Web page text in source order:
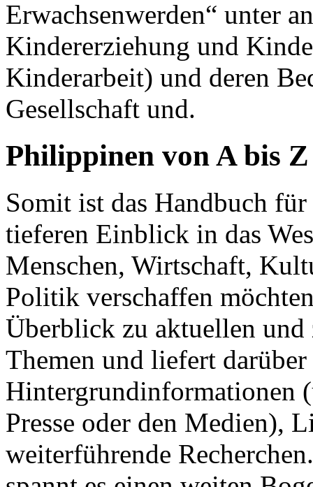
Erwachsenwerden“ unter
Kindererziehung und
Kinderarbeit) und deren
Gesellschaft und.
Philippinen von A bis Z
Somit ist das Handbuch
tieferen Einblick in das
Menschen, Wirtschaft,
Politik verschaffen
Überblick zu aktuellen und
Themen und liefert
Hintergrundinformationen
Presse oder den Medien),
weiterführende